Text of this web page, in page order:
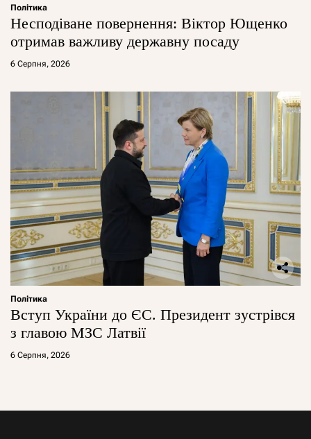
Політика
Несподіване повернення: Віктор Ющенко
отримав важливу державну посаду
6 Серпня, 2026
Політика
Вступ України до ЄС. Президент зустрівся
з главою МЗС Латвії
6 Серпня, 2026